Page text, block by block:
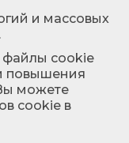
и массовых
файлы cookie
повышения
можете
cookie в